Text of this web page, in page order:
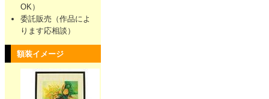
OK）
委託販売（作品によ
ります応相談）
額装イメージ